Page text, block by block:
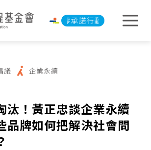
淨零承諾行動 淨零承諾
議 企業永續
汰！黃正忠談企業永續
品牌如何把解決社會問